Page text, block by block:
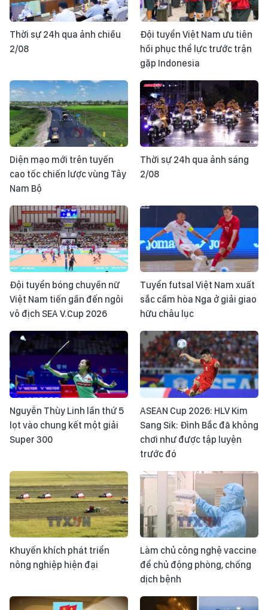
Thời sự 24h qua ảnh chiều
2/08
Đội tuyển Việt Nam ưu tiên
hồi phục thể lực trước trận
gặp Indonesia
Diện mạo mới trên tuyến
cao tốc chiến lược vùng Tây
Nam Bộ
Thời sự 24h qua ảnh sáng
2/08
Đội tuyển bóng chuyền nữ
Việt Nam tiến gần đến ngôi
vô địch SEA V.Cup 2026
Tuyển futsal Việt Nam xuất
sắc cầm hòa Nga ở giải giao
hữu châu lục
Nguyễn Thùy Linh lần thứ 5
lọt vào chung kết một giải
Super 300
ASEAN Cup 2026: HLV Kim
Sang Sik: Đình Bắc đã không
chơi như được tập luyện
trước đó
Khuyến khích phát triển
nông nghiệp hiện đại
Làm chủ công nghệ vaccine
để chủ động phòng, chống
dịch bệnh